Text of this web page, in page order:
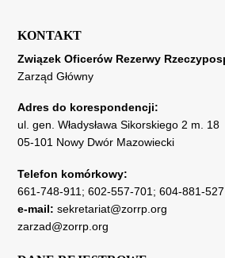
KONTAKT
Związek Oficerów Rezerwy
Zarząd Główny
Adres do korespondencji:
ul. gen. Władysława Sikorskiego 2 m. 18
05-101 Nowy Dwór Mazowiecki
Telefon komórkowy:
661-748-911 ; 602-557-701 ; 604-881-527
e-mail: sekretariat@zorrp.org
zarzad@zorrp.org